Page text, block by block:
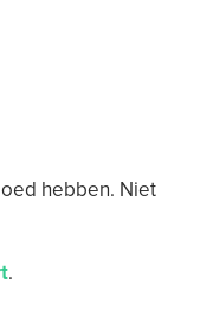
hebben. Niet
.